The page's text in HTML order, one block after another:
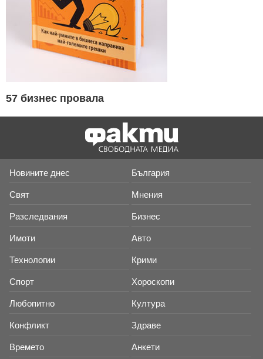
57 бизнес провала
Новините днес България
Свят Мнения
Разследвания Бизнес
Имоти Авто
Технологии Крими
Спорт Хороскопи
Любопитно Култура
Конфликт Здраве
Времето Анкети